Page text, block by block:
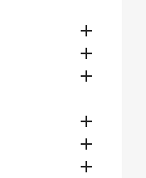





